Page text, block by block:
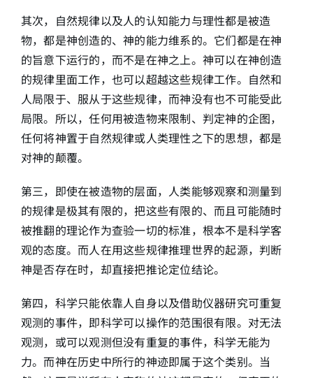
其次，自然规律以及人的认知能力与理性都是被造
物，都是神创造的、神的能力维系的。它们都是在神
的旨意下运行的，而不是在神之上。神可以在神创造
的规律里面工作，也可以超越这些规律工作。自然和
人局限于、服从于这些规律，而神没有也不可能受此
局限。所以，任何用被造物来限制、判定神的企图，
任何将神置于自然规律或人类理性之下的思想，都是
对神的颠覆。
第三，即使在被造物的层面，人类能够观察和测量到
的规律是极其有限的，把这些有限的、而且可能随时
被推翻的理论作为查验一切的标准，根本不是科学客
观的态度。而人在用这些规律推理世界的起源，判断
神是否存在时，却直接把推论定位结论。
第四，科学只能依靠人自身以及借助仪器研究可重复
观测的事件，即科学可以操作的范围很有限。对无法
观测，或可以观测但没有重复的事件，科学无能为
力。而神在历史中所行的神迹即属于这个类别。当